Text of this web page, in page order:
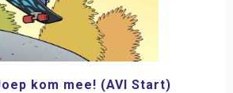
kom mee! (AVI Start)